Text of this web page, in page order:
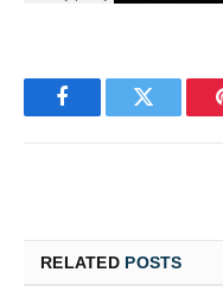
FacebookTwitter
RELATED POSTS